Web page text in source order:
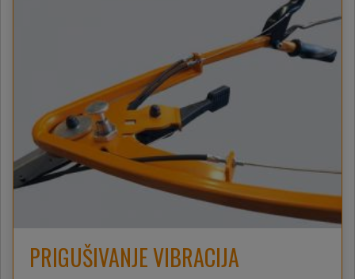
PRIGUŠIVANJE VIBRACIJA